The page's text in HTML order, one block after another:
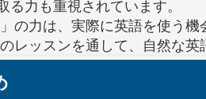
力も重視されています。
力は、実際に英語を使う機
ッスンを通して、自然な英